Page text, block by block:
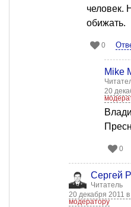
человек.
обижать.
0
Mike
20
0
Сергей
Читатель
20 декабря 2011
модератору